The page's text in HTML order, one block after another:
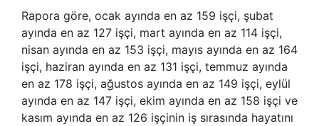
Rapora göre, ocak ayında en az 159 işçi, şubat
ayında en az 127 işçi, mart ayında en az 114 işçi,
nisan ayında en az 153 işçi, mayıs ayında en az 164
işçi, haziran ayında en az 131 işçi, temmuz ayında
en az 178 işçi, ağustos ayında en az 149 işçi, eylül
ayında en az 147 işçi, ekim ayında en az 158 işçi ve
kasım ayında en az 126 işçinin iş sırasında hayatını